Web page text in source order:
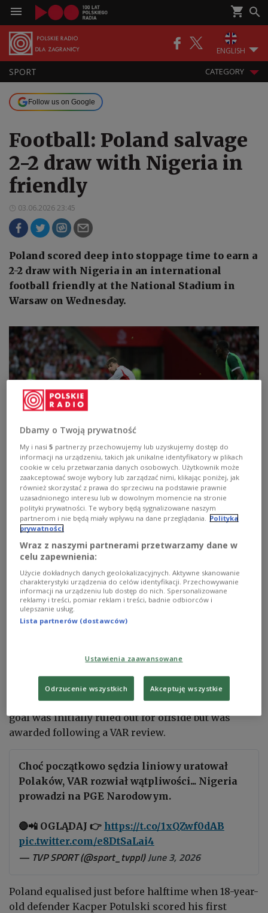
ENGLISH
SPORT CATEGORY
Follow us on Google
Football: Poland salvage
2-2 draw with Nigeria in
friendly
03.06.2026 23:45
Poland scored deep into stoppage time to earn a
2-2 draw with Nigeria in an international
football friendly at the National Stadium in
Warsaw on Wednesday.
Przemysław Wiśniewski scores deep into stoppage time to secure a 2-2
draw for Poland against Nigeria at the National Stadium in Warsaw on
Wednesday. PAP/Leszek Szymański
Defender Przemysław Wiśniewski struck from
long range in the fifth minute of added time to
rescue a result for the hosts in their final match
before this autumn's UEFA Nations League fixtures.
𝐊𝐎𝐒𝐌𝐈𝐂𝐙𝐍𝐘 𝐆𝐎𝐋 Przemysława
Wiśniewskiego z nieco innej perspektywy 🧐
— TVP SPORT (@sport_tvppl)
Nigeria took the lead in the 23rd minute through
Terem Moffi, who finished off a counterattack. The
goal was initially ruled out for offside but was
awarded following a VAR review.
Choć początkowo sędzia liniowy uratował
Polaków, VAR rozwiał wątpliwości... Nigeria
prowadzi na PGE Narodowym.
🔴📲 OGLĄDAJ 👉 https://t.co/1xQZwf0dAB
pic.twitter.com/e8DtSaLai4
— TVP SPORT (@sport_tvppl)June 3, 2026
Poland equalised just before halftime when 18-year-
old defender Kacper Potulski scored his first
Dbamy o Twoją prywatność
My i nasi5 partnerzy przechowujemy lub uzyskujemy dostęp do
informacji na urządzeniu, takich jak unikalne identyfikatory w plikach
cookie w celu przetwarzania danych osobowych. Użytkownik może
zaakceptować swoje wybory lub zarządzać nimi, klikając poniżej, jak
również skorzystać z prawa do sprzeciwu na podstawie prawnie
uzasadnionego interesu lub w dowolnym momencie na stronie
polityki prywatności. Te wybory będą sygnalizowane naszym
partnerom i nie będą miały wpływu na dane przeglądania. Polityka
prywatności
Wraz z naszymi partnerami przetwarzamy dane w
celu zapewnienia:
Użycie dokładnych danych geolokalizacyjnych. Aktywne skanowanie
charakterystyki urządzenia do celów identyfikacji. Przechowywanie
informacji na urządzeniu lub dostęp do nich. Spersonalizowane
reklamy i treści, pomiar reklam i treści, badnie odbiorców i
ulepszanie usług.
Lista partnerów (dostawców)
Ustawienia zaawansowane
Odrzucenie wszystkich Akceptuję wszystkie